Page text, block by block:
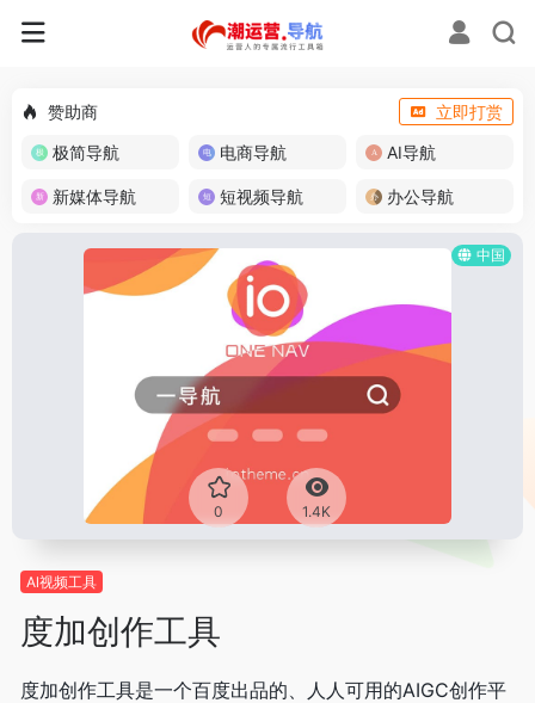
赞助商
立即打赏
极简导航
电商导航 AI导航
新媒体导航 短视频导航 办公导航
中国
0 1.4K
Al视频工具
度加创作工具
度加创作工具是一个百度出品的、人人可用的AIGC创作平